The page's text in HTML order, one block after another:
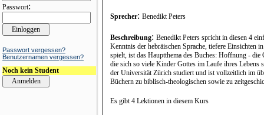
Passwort:
Passwort vergessen?
Benutzernamen vergessen?
Noch kein Student
Sprecher: Benedikt Peters
Beschreibung: Benedikt Peters spricht in diesen 4
Kenntnis der hebräischen Sprache, tiefere Einsichten
spielt, ist das Hauptthema des Buches: Hoffnung -
die sich so viele Kinder Gottes im Laufe ihres Lebens
der Universität Zürich studiert und ist vollzeitlich im
Büchern zu biblisch-theologischen sowie zu
Es gibt 4 Lektionen in diesem Kurs